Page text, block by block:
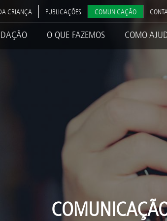
CRIANÇA PUBLICAÇÕES COMUNICAÇÃO
O QUE FAZEMOS COMO